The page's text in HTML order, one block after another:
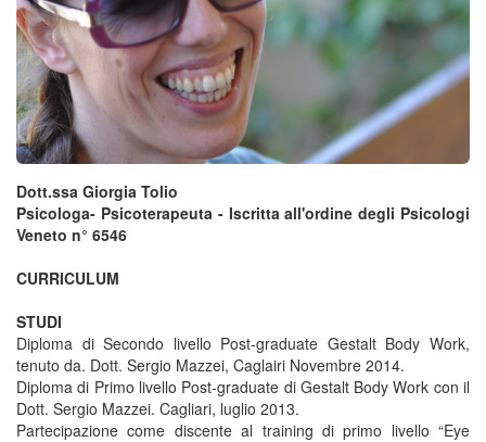
Dott.ssa Giorgia Tolio
Psicologa- Psicoterapeuta - Iscritta all'ordine degli Psicologi
Veneto n° 6546
CURRICULUM
STUDI
Diploma di Secondo livello Post-graduate Gestalt Body Work,
tenuto da. Dott. Sergio Mazzei, Caglairi Novembre 2014.
Diploma di Primo livello Post-graduate di Gestalt Body Work con il
Dott. Sergio Mazzei. Cagliari, luglio 2013.
Partecipazione come discente al training di primo livello “Eye